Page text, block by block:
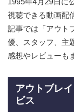
1995年4月29日に
視聴できる動画配
記事では「アウト
優、スタッフ、主
感想やレビューも
アウトブレ
ビス